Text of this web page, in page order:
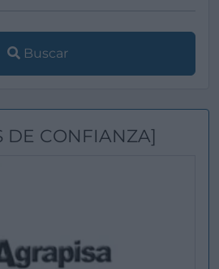
Buscar
DE CONFIANZA]